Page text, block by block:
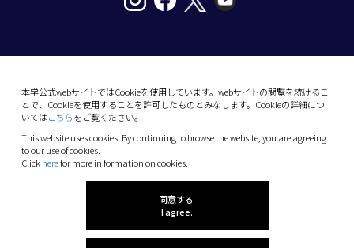
本学公式webサイトではCookieを使用しています。webサイトの閲覧を続けるこ
とで、Cookieを使用することを許可したものとみなします。Cookieの詳細につ
いてはこちらをご覧ください。
This website uses cookies. By continuing to browse the website, you are agreeing
to our use of cookies.
Clickherefor more in formation on cookies.
同意する
I agree.
10-13 Dogo-Himata, Matsuyama, Ehime 790-
Phone: +81 89-927-9000
(C) 2026 Ehime University.